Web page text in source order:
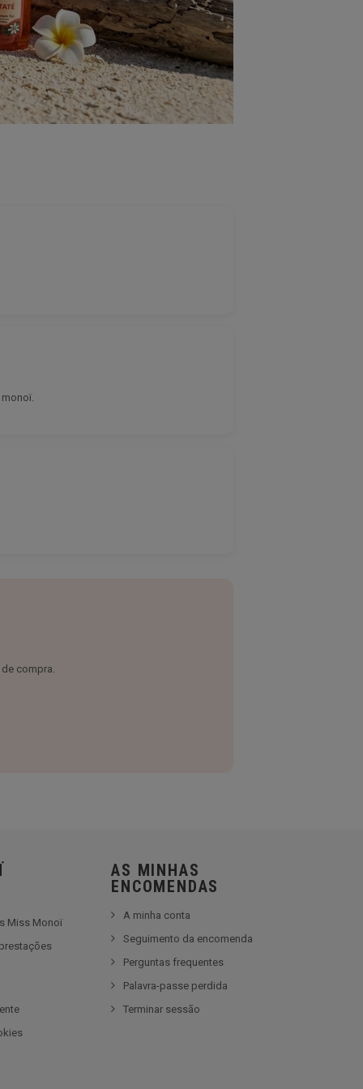
compra.
Miss Monoï
AS MINHAS
ENCOMENDAS
A minha conta
Seguimento da encomenda
Perguntas frequentes
Palavra-passe perdida
Terminar sessão